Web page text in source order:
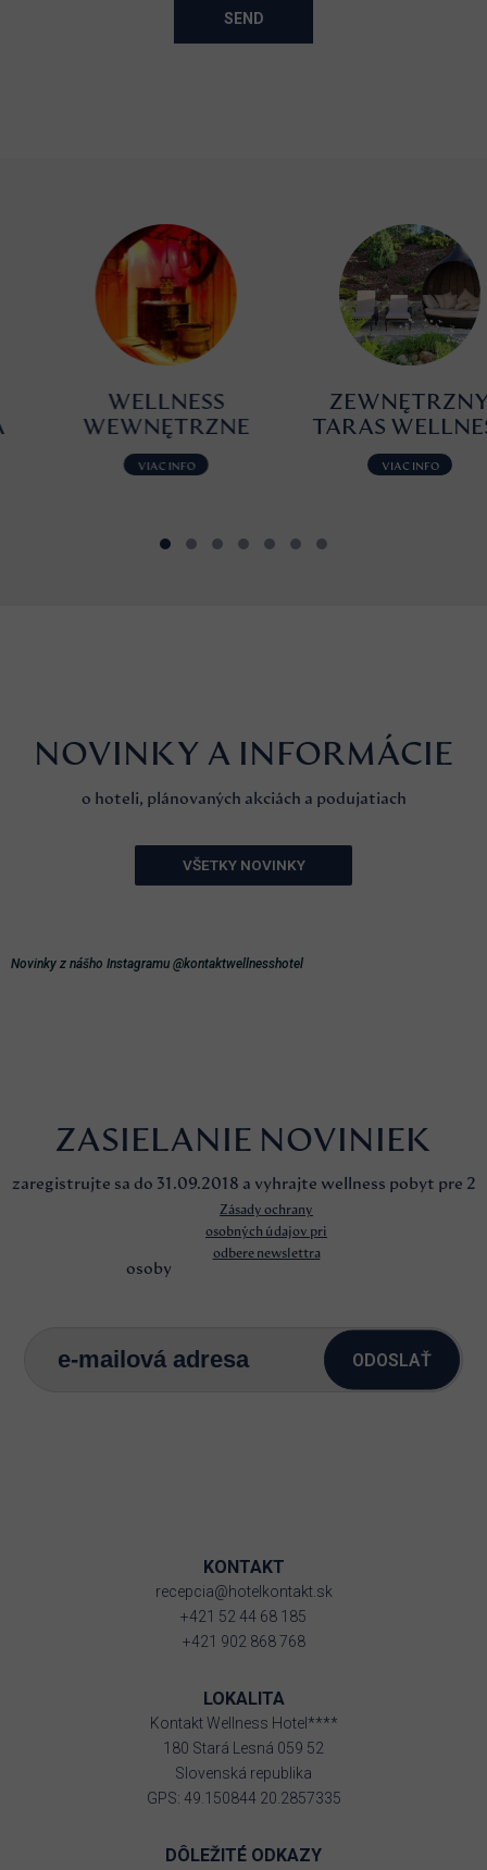
SEND
WELLNESS
WEWNĘTRZNE
VIAC INFO
ZEWNĘTRZNY
TARAS WELLNESS
VIAC INFO
NOVINKY A INFORMÁCIE
o hoteli, plánovaných akciách a podujatiach
VŠETKY NOVINKY
Novinky z nášho Instagramu @kontaktwellnesshotel
ZASIELANIE NOVINIEK
zaregistrujte sa do 31.09.2018 a vyhrajte wellness pobyt pre 2
osoby
Zásady ochrany
osobných údajov pri
odbere newslettra
ODOSLAŤ
KONTAKT
recepcia@hotelkontakt.sk
+421 52 44 68 185
+421 902 868 768
LOKALITA
Kontakt Wellness Hotel****
180 Stará Lesná 059 52
Slovenská republika
GPS: 49.150844 20.2857335
DÔLEŽITÉ ODKAZY